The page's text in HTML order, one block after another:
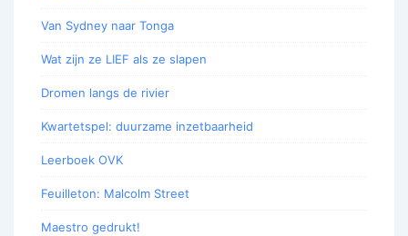
Van Sydney naar Tonga
Wat zijn ze LIEF als ze slapen
Dromen langs de rivier
Kwartetspel: duurzame inzetbaarheid
Leerboek OVK
Feuilleton: Malcolm Street
Maestro gedrukt!